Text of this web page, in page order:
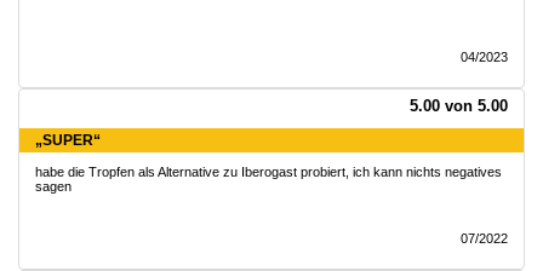
04/2023
5.00 von 5.00
„SUPER“
habe die Tropfen als Alternative zu Iberogast probiert, ich kann nichts negatives
sagen
07/2022